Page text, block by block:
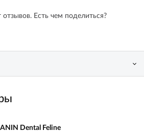
Есть чем поделиться?
Dental Feline